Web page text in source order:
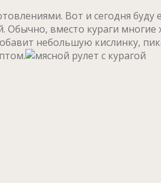
Вот и сегодня буду
вместо кураги многие
небольшую кислинку,